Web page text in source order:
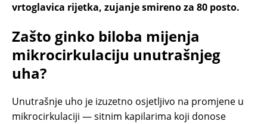
vrtoglavica rijetka, zujanje smireno za 80 posto.
Zašto ginko biloba mijenja
mikrocirkulaciju unutrašnjeg
uha?
Unutrašnje uho je izuzetno osjetljivo na promjene u
mikrocirkulaciji — sitnim kapilarima koji donose